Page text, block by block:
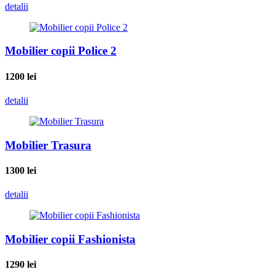
detalii
Mobilier copii Police 2
1200 lei
detalii
Mobilier Trasura
1300 lei
detalii
Mobilier copii Fashionista
1290 lei